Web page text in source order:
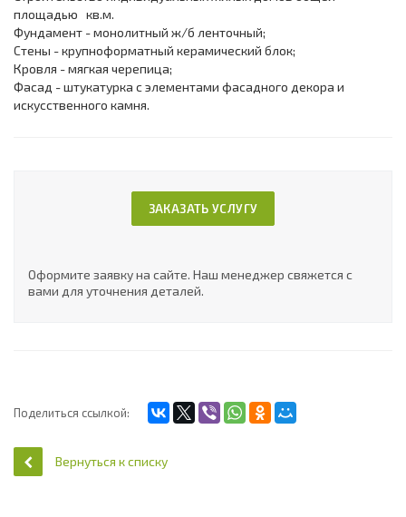
площадью кв.м.
Фундамент - монолитный ж/б ленточный;
Стены - крупноформатный керамический блок;
Кровля - мягкая черепица;
Фасад - штукатурка с элементами фасадного декора и
искусственного камня.
ЗАКАЗАТЬ УСЛУГУ
Оформите заявку на сайте. Наш менеджер свяжется с
вами для уточнения деталей.
Поделиться ссылкой:
Вернуться к списку